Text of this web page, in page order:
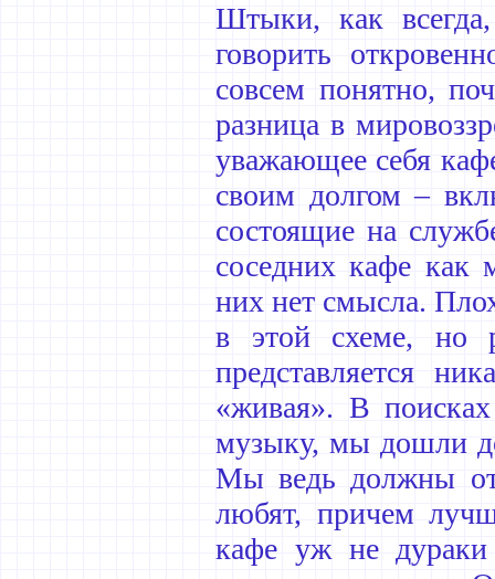
Штыки, как
говорить
совсем понятно,
разница в
уважающее себя
своим долгом –
состоящие на
соседних кафе как
них нет смысла.
в этой схеме, но
представляется
«живая». В
музыку, мы дошли
Мы ведь должны
любят, причем
кафе уж не